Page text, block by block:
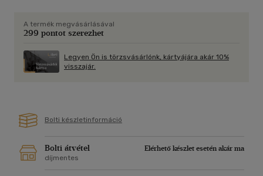
A termék megvásárlásával
299 pontot szerezhet
Legyen Ön is törzsvásárlónk, kártyájára akár 10%
visszajár.
Bolti készletinformáció
Bolti átvétel
Elérhető készlet esetén akár ma
díjmentes